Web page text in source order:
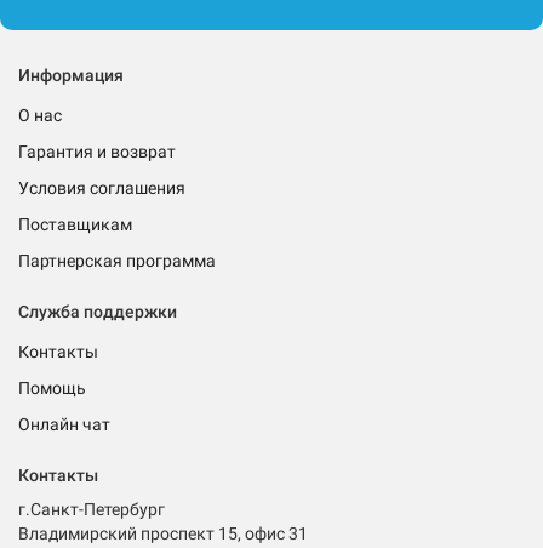
Информация
О нас
Гарантия и возврат
Условия соглашения
Поставщикам
Партнерская программа
Служба поддержки
Контакты
Помощь
Онлайн чат
Контакты
г.Санкт-Петербург
Владимирский проспект 15, офис 31